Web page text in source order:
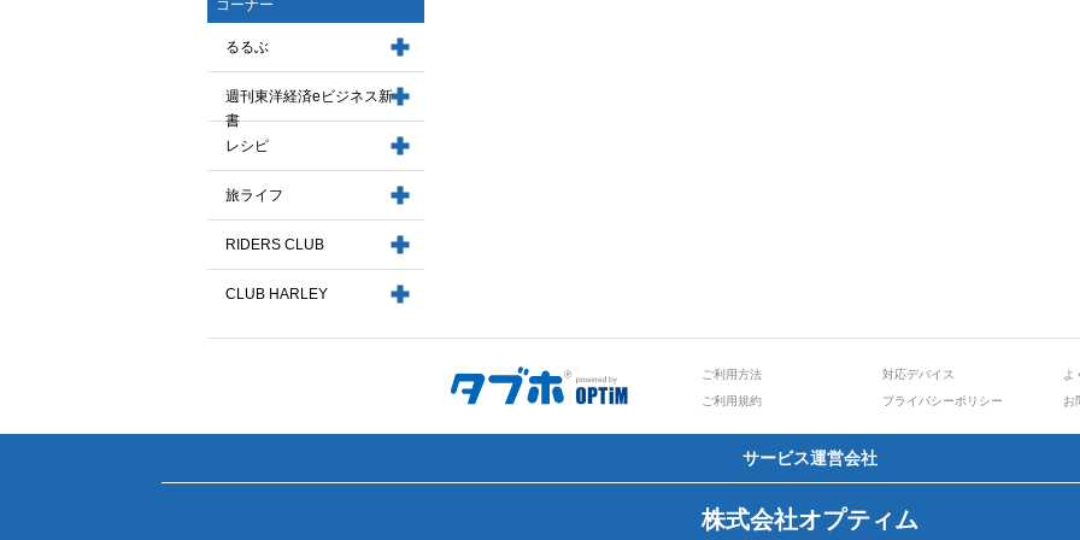
コーナー
るるぶ
週刊東洋経済eビジネス新
書
レシピ
旅ライフ
RIDERS CLUB
CLUB HARLEY
ご利用方法 対応デバイス
よ
ご利用規約
プライバシーポリシー お
サービス運営会社
株式会社オプティム